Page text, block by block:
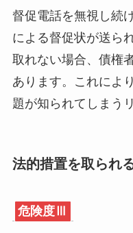
督促電話を無視し続
による督促状が送ら
取れない場合、債権
あります。これによ
題が知られてしまう
法的措置を取られ
危険度Ⅲ